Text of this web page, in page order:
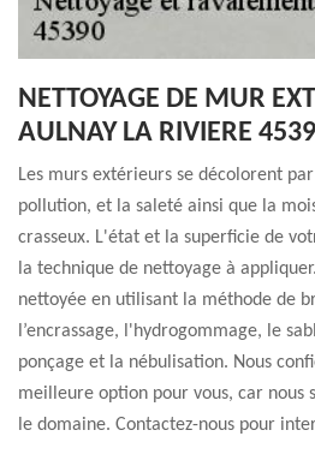
NETTOYAGE DE MUR
AULNAY LA RIVIERE
Les murs extérieurs se décolorent
pollution, et la saleté ainsi que la
crasseux. L'état et la superficie de
la technique de nettoyage à
nettoyée en utilisant la méthode de
l’encrassage, l'hydrogommage, le
ponçage et la nébulisation. Nous
meilleure option pour vous, car nous
le domaine. Contactez-nous pour